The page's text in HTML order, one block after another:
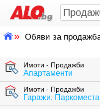
» Обяви за
Имоти - Продажби
Апартаменти
Имоти - Продажби
Гаражи, Паркоместа